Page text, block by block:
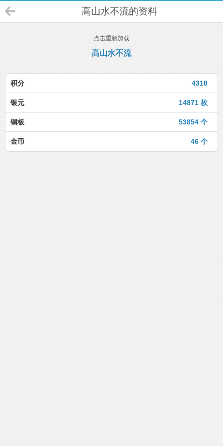
高山水不流的资料
点击重新加载
高山水不流
4318
积分
14871 枚
银元
53854 个
铜板
46 个
金币